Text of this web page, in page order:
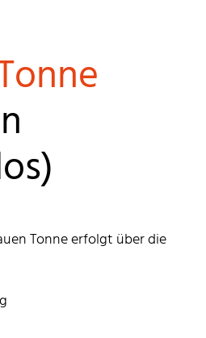
Tonne erfolgt über die